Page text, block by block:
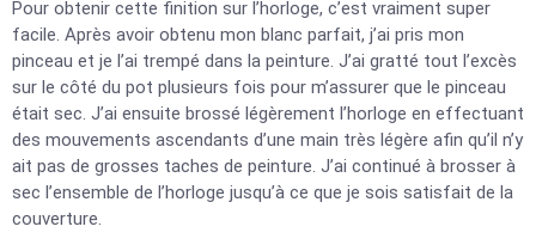
Pour obtenir cette finition sur l’horloge, c’est vraiment super
facile. Après avoir obtenu mon blanc parfait, j’ai pris mon
pinceau et je l’ai trempé dans la peinture. J’ai gratté tout l’excès
sur le côté du pot plusieurs fois pour m’assurer que le pinceau
était sec. J’ai ensuite brossé légèrement l’horloge en effectuant
des mouvements ascendants d’une main très légère afin qu’il n’y
ait pas de grosses taches de peinture. J’ai continué à brosser à
sec l’ensemble de l’horloge jusqu’à ce que je sois satisfait de la
couverture.